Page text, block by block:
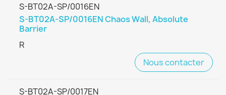
S-BT02A-SP/0016EN
S-BT02A-SP/0016EN Chaos Wall, Absolute
Barrier
R
Nous contacter
S-BT02A-SP/0017EN